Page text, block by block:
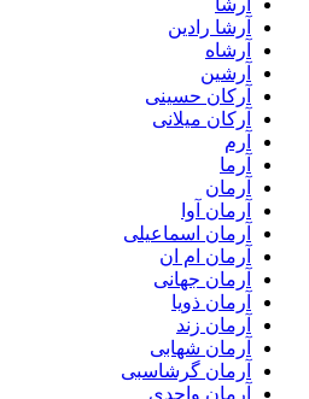
آرشا
آرشا رادین
آرشاه
آرشین
آرکان حسینی
آرکان میلانی
آرم
آرما
آرمان
آرمان آوا
آرمان اسماعیلی
آرمان ام ان
آرمان جهانی
آرمان ذویا
آرمان زند
آرمان شهابی
آرمان گرشاسبی
آرمان واحدی